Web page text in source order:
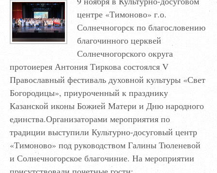
центре «Тимоново» г.о.
Солнечногорск по благословению
благочинного церквей
Солнечногорского округа
протоиерея Антония Тиркова состоялся V
Православный фестиваль духовной культуры «Свет
Богородицы», приуроченный к празднику
Казанской иконы Божией Матери и Дню народного
единства.Организаторами мероприятия по
традиции выступили Культурно-досуговый центр
«Тимоново» под руководством Галины Тюленевой
и Солнечногорское благочиние. На мероприятии